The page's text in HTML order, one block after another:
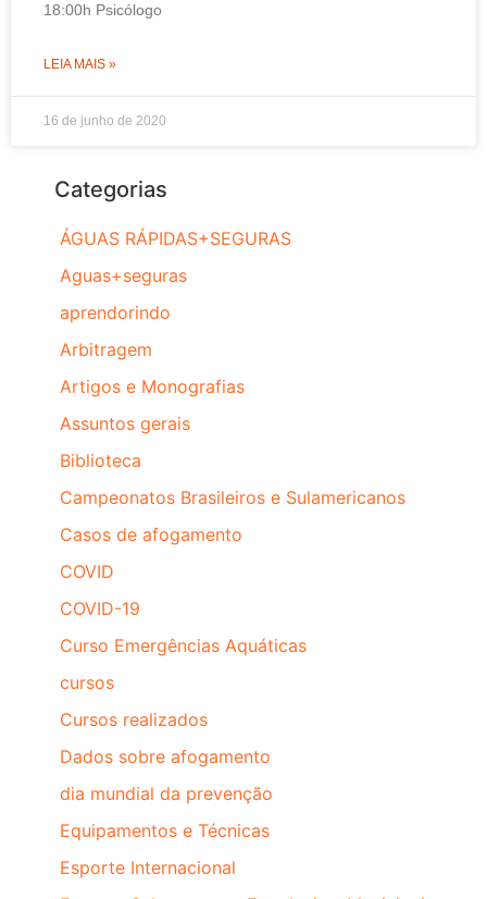
18:00h Psicólogo
LEIA MAIS »
16 de junho de 2020
Categorias
ÁGUAS RÁPIDAS+SEGURAS
Aguas+seguras
aprendorindo
Arbitragem
Artigos e Monografias
Assuntos gerais
Biblioteca
Campeonatos Brasileiros e Sulamericanos
Casos de afogamento
COVID
COVID-19
Curso Emergências Aquáticas
cursos
Cursos realizados
Dados sobre afogamento
dia mundial da prevenção
Equipamentos e Técnicas
Esporte Internacional